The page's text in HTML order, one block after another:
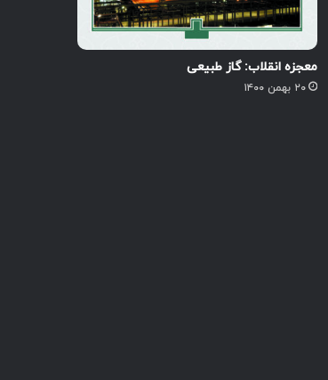
معجزه انقلاب: گاز طبیعی
۲۰ بهمن ۱۴۰۰